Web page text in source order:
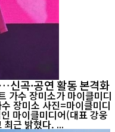
신곡·공연 활동 본격화
가수 장미소가 마이클미디
비)는 장미소와 전속계약을 체결했다고 최근 밝혔다. ...